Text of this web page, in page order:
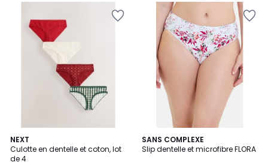
NEXT
Culotte en dentelle et coton, lot
de 4
SANS COMPLEXE
Slip dentelle et microfibre FLORA